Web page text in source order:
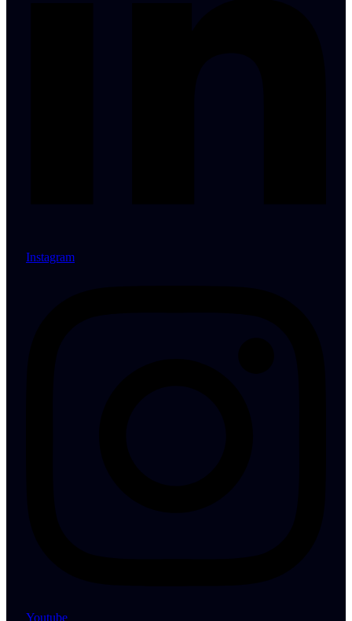
Instagram
Youtube